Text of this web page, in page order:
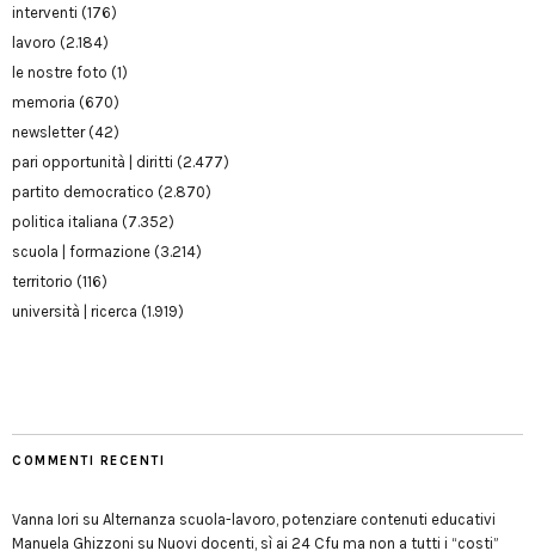
interventi (176)
lavoro (2.184)
le nostre foto (1)
memoria (670)
newsletter(42)
pari opportunità | diritti (2.477)
partito democratico (2.870)
politica italiana (7.352)
scuola | formazione (3.214)
territorio (116)
università | ricerca (1.919)
COMMENTI RECENTI
Vanna Iori su Alternanza scuola-lavoro, potenziare contenuti educativi
Manuela Ghizzoni su Nuovi docenti, sì ai 24 Cfu ma non a tutti i “costi”